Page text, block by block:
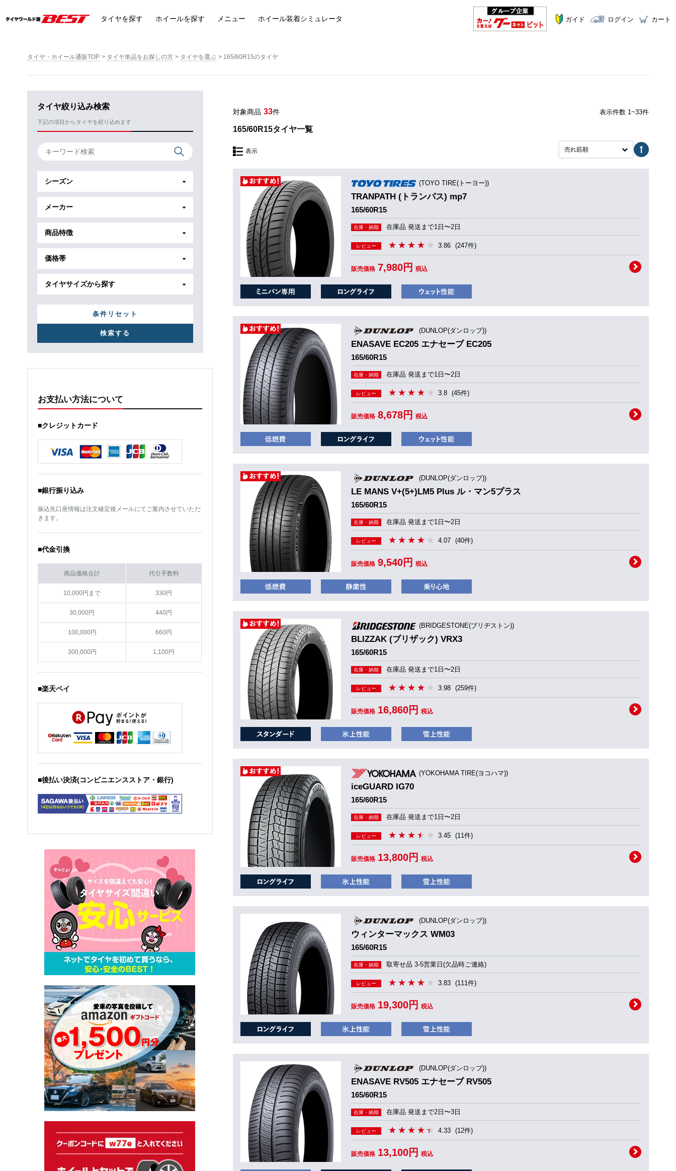
タイヤを探す ホイールを探す メニュー ホイール装着シミュレータ ガイド ログイン カート
タイヤ・ホイール通販TOP タイヤ単品をお探しの方 タイヤを選ぶ 165/60R15のタイヤ
タイヤ絞り込み検索
下記の項目からタイヤを絞り込めます
シーズン
メーカー
商品特徴
価格帯
タイヤサイズから探す
条件リセット
お支払い方法について
■クレジットカード
■銀行振り込み
振込先口座情報は注文確定後メールにてご案内させていただ
きます。
■代金引換
商品価格合計 代引手数料
10,000円まで 330円
30,000円 440円
100,000円 660円
300,000円 1,100円
■楽天ペイ
■後払い決済(コンビニエンスストア・銀行)
対象商品 33件 表示件数 1~33件
165/60R15タイヤ一覧
表示 売れ筋順
(TOYO TIRE(トーヨー))
TRANPATH (トランパス) mp7
165/60R15
在庫・納期 在庫品 発送まで1日〜2日
レビュー 3.86 (247件)
販売価格 7,980円 税込
(DUNLOP(ダンロップ))
ENASAVE EC205 エナセーブ EC205
165/60R15
在庫・納期 在庫品 発送まで1日〜2日
レビュー 3.8 (45件)
販売価格 8,678円 税込
(DUNLOP(ダンロップ))
LE MANS V+(5+)LM5 Plus ル・マン5プラス
165/60R15
在庫・納期 在庫品 発送まで1日〜2日
レビュー 4.07 (40件)
販売価格 9,540円 税込
(BRIDGESTONE(ブリヂストン))
BLIZZAK (ブリザック) VRX3
165/60R15
在庫・納期 在庫品 発送まで1日〜2日
レビュー 3.98 (259件)
販売価格 16,860円 税込
(YOKOHAMA TIRE(ヨコハマ))
iceGUARD IG70
165/60R15
在庫・納期 在庫品 発送まで1日〜2日
レビュー 3.45 (11件)
販売価格 13,800円 税込
(DUNLOP(ダンロップ))
ウィンターマックス WM03
165/60R15
在庫・納期 取寄せ品 3-5営業日(欠品時ご連絡)
レビュー 3.83 (111件)
販売価格 19,300円 税込
(DUNLOP(ダンロップ))
ENASAVE RV505 エナセーブ RV505
165/60R15
在庫・納期 在庫品 発送まで2日〜3日
レビュー 4.33 (12件)
販売価格 13,100円 税込